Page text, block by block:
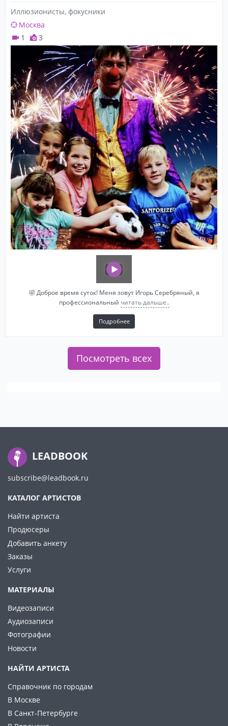
Иллюзионисты, фокусники
Москва
1
3
🤣 Доброе время суток! Меня зовут Игopь Сepeбряный, я
профессиональный читать дальше..
Подробнее
Посмотреть всех
LEADBOOK
subscribe@leadbook.ru
КАТАЛОГ АРТИСТОВ
Найти артиста
Продюсеры
Добавить анкету
Заказы
Услуги
МАТЕРИАЛЫ
Видеозаписи
Аудиозаписи
Фотографии
Новости
НАЙТИ АРТИСТА
Справочник по городам
В Москве
В Санкт-Петербурге